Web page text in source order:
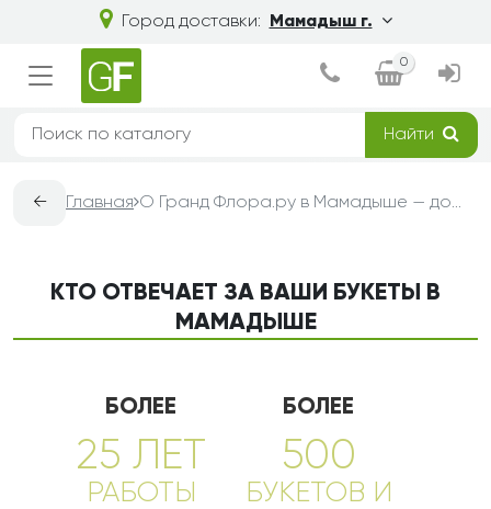
Город доставки: Мамадыш г.
0
Найти
← Главная О Гранд Флора.ру в Мамадыше — доставка букетов из цветов
КТО ОТВЕЧАЕТ ЗА ВАШИ БУКЕТЫ В
МАМАДЫШЕ
БОЛЕЕ
25 ЛЕТ
РАБОТЫ
БОЛЕЕ
500
БУКЕТОВ И